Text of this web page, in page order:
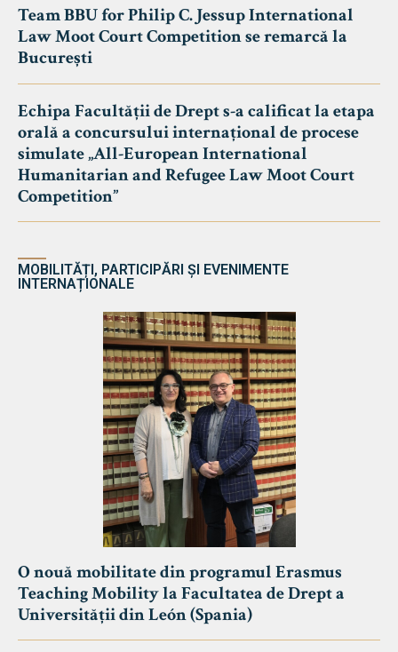
Team BBU for Philip C. Jessup International
Law Moot Court Competition se remarcă la
București
Echipa Facultății de Drept s-a calificat la etapa
orală a concursului internațional de procese
simulate „All-European International
Humanitarian and Refugee Law Moot Court
Competition”
MOBILITĂȚI, PARTICIPĂRI ȘI EVENIMENTE
INTERNAȚIONALE
O nouă mobilitate din programul Erasmus
Teaching Mobility la Facultatea de Drept a
Universității din León (Spania)